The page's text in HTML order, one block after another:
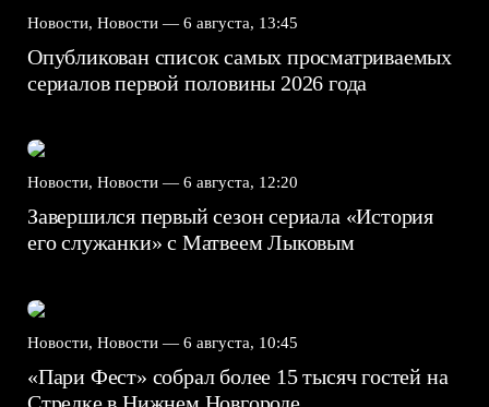
Новости, Новости — 6 августа, 13:45
Опубликован список самых просматриваемых
сериалов первой половины 2026 года
Новости, Новости — 6 августа, 12:20
Завершился первый сезон сериала «История
его служанки» с Матвеем Лыковым
Новости, Новости — 6 августа, 10:45
«Пари Фест» собрал более 15 тысяч гостей на
Стрелке в Нижнем Новгороде